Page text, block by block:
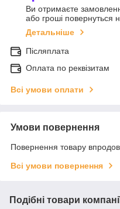
Ви отримаєте
або гроші повернуться
Детальніше
Післяплата
Оплата по реквізитам
Всі умови оплати
Умови повернення
Повернення товару
Всі умови повернення
Подібні товари